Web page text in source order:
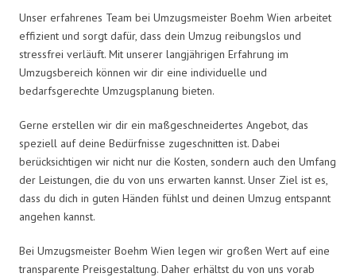
Unser erfahrenes Team bei Umzugsmeister Boehm Wien arbeitet
effizient und sorgt dafür, dass dein Umzug reibungslos und
stressfrei verläuft. Mit unserer langjährigen Erfahrung im
Umzugsbereich können wir dir eine individuelle und
bedarfsgerechte Umzugsplanung bieten.
Gerne erstellen wir dir ein maßgeschneidertes Angebot, das
speziell auf deine Bedürfnisse zugeschnitten ist. Dabei
berücksichtigen wir nicht nur die Kosten, sondern auch den Umfang
der Leistungen, die du von uns erwarten kannst. Unser Ziel ist es,
dass du dich in guten Händen fühlst und deinen Umzug entspannt
angehen kannst.
Bei Umzugsmeister Boehm Wien legen wir großen Wert auf eine
transparente Preisgestaltung. Daher erhältst du von uns vorab